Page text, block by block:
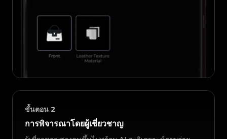
ขั้นตอน 2
การพิจารณาโดยผู้เชี่ยวชาญ